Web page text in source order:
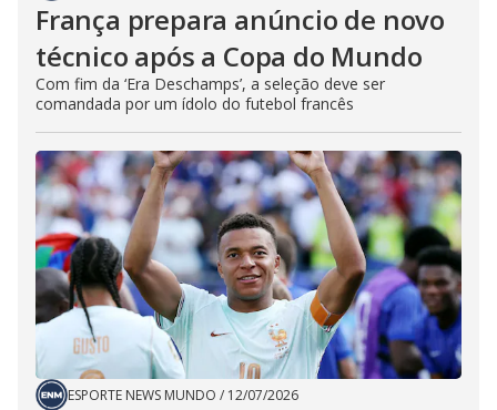
França prepara anúncio de novo
técnico após a Copa do Mundo
Com fim da ‘Era Deschamps’, a seleção deve ser
comandada por um ídolo do futebol francês
ESPORTE NEWS MUNDO / 12/07/2026